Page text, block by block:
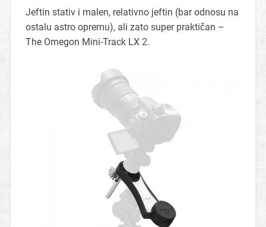
Jeftin stativ i malen, relativno jeftin (bar odnosu na
ostalu astro opremu), ali zato super praktičan –
The Omegon Mini-Track LX 2.